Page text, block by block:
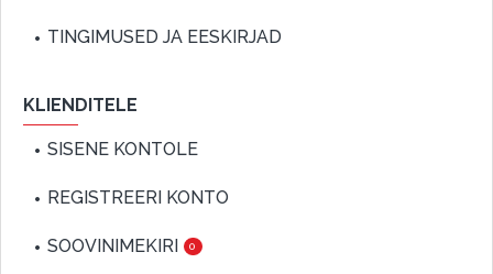
TINGIMUSED JA EESKIRJAD
KLIENDITELE
SISENE KONTOLE
REGISTREERI KONTO
SOOVINIMEKIRI 0